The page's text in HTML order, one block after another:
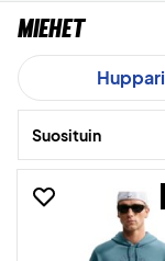
Miehet
Huppari
Suosituin